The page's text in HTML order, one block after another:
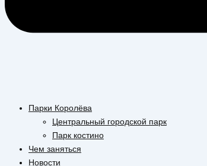
Парки Королёва
Центральный городской парк
Парк костино
Чем заняться
Новости